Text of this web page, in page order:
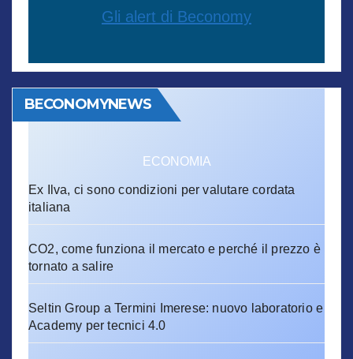
Gli alert di Beconomy
BECONOMYNEWS
ECONOMIA
Ex Ilva, ci sono condizioni per valutare cordata
italiana
CO2, come funziona il mercato e perché il prezzo è
tornato a salire
Seltin Group a Termini Imerese: nuovo laboratorio e
Academy per tecnici 4.0